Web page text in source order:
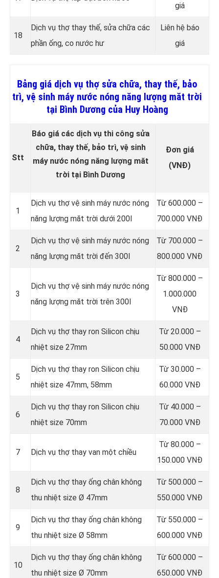
giá
18
Dịch vụ thợ thay thế, sửa chữa các
phần ống, co nước hư
Liên hệ báo
giá
Bảng giá dịch vụ thợ sửa chữa, thay thế, bảo
trì, vệ sinh máy nước nóng năng lượng măt trời
tại Bình Dương của Huy Hoàng
Stt
Báo giá các dịch vụ thi công sửa
chữa, thay thế, bảo trì, vệ sinh
máy nước nóng năng lượng măt
trời tại Bình Dương
Đơn giá
(VNĐ)
1
Dịch vụ thợ vệ sinh máy nước nóng
năng lượng măt trời dưới 200l
Từ 600.000 –
700.000 VNĐ
2
Dịch vụ thợ vệ sinh máy nước nóng
năng lượng măt trời đến 300l
Từ 700.000 –
800.000 VNĐ
3
Dịch vụ thợ vệ sinh máy nước nóng
năng lượng măt trời trên 300l
Từ 800.000 –
1.000.000
VNĐ
4
Dịch vụ thợ thay ron Silicon chịu
nhiệt size 27mm
Từ 20.000 –
50.000 VNĐ
5
Dịch vụ thợ thay ron Silicon chịu
nhiệt size 47mm, 58mm
Từ 30.000 –
60.000 VNĐ
6
Dịch vụ thợ thay ron Silicon chịu
nhiệt size 70mm
Từ 40.000 –
70.000 VNĐ
7 Dịch vụ thợ thay van một chiều
Từ 80.000 –
150.000 VNĐ
8
Dịch vụ thợ thay ống chân không
thu nhiệt size Ø 47mm
Từ 500.000 –
550.000 VNĐ
9
Dịch vụ thợ thay ống chân không
thu nhiệt size Ø 58mm
Từ 550.000 –
600.000 VNĐ
10
Dịch vụ thợ thay ống chân không
thu nhiệt size Ø 70mm
Từ 600.000 –
650.000 VNĐ